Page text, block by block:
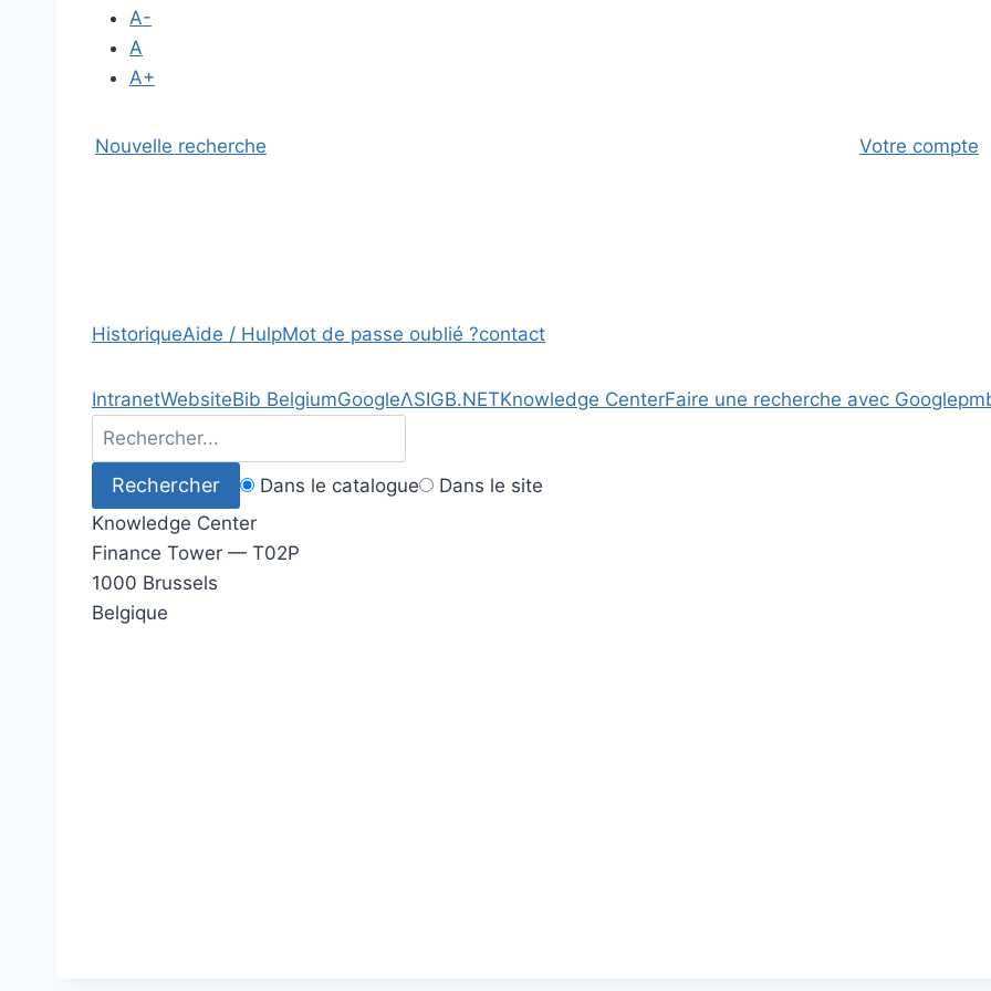
A-
A
A+
Nouvelle recherche Votre compte
HistoriqueAide / HulpMot de passe oublié ?contact
IntranetWebsiteBib BelgiumGoogleΛSIGB.NETKnowledge CenterFaire une recherche avec Google
Dans le catalogue
Dans le site
Knowledge Center
Finance Tower — T02P
1000 Brussels
Belgique